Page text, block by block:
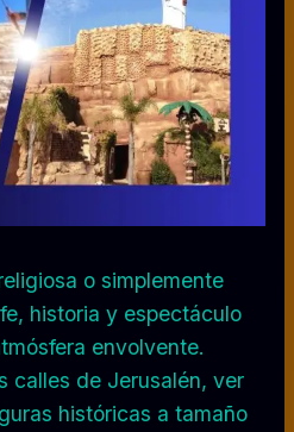
o simplemente
historia y espectáculo
envolvente.
calles de Jerusalén, ver
históricas a tamaño